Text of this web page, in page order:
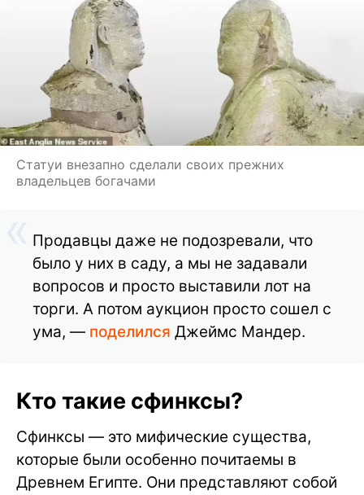
Статуи внезапно сделали своих прежних
владельцев богачами
Продавцы даже не подозревали, что
было у них в саду, а мы не задавали
вопросов и просто выставили лот на
торги. А потом аукцион просто сошел с
ума, — поделился Джеймс Мандер.
Кто такие сфинксы?
Сфинксы — это мифические существа,
которые были особенно почитаемы в
Древнем Египте. Они представляют собой